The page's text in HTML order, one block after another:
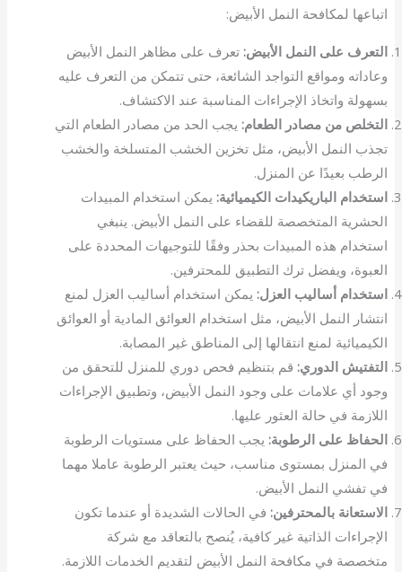
اتباعها لمكافحة النمل الأبيض:
التعرف على النمل الأبيض: تعرف على مظاهر النمل الأبيض
وعاداته ومواقع التواجد الشائعة، حتى تتمكن من التعرف عليه
بسهولة واتخاذ الإجراءات المناسبة عند الاكتشاف.
التخلص من مصادر الطعام: يجب الحد من مصادر الطعام التي
تجذب النمل الأبيض، مثل تخزين الخشب المتسلخة والخشب
الرطب بعيدًا عن المنزل.
استخدام الباريكيدات الكيميائية: يمكن استخدام المبيدات
الحشرية المتخصصة للقضاء على النمل الأبيض. ينبغي
استخدام هذه المبيدات بحذر وفقًا للتوجيهات المحددة على
العبوة، ويفضل ترك التطبيق للمحترفين.
استخدام أساليب العزل: يمكن استخدام أساليب العزل لمنع
انتشار النمل الأبيض، مثل استخدام العوائق المادية أو العوائق
الكيميائية لمنع انتقالها إلى المناطق غير المصابة.
التفتيش الدوري: قم بتنظيم فحص دوري للمنزل للتحقق من
وجود أي علامات على وجود النمل الأبيض، وتطبيق الإجراءات
اللازمة في حالة العثور عليها.
الحفاظ على الرطوبة: يجب الحفاظ على مستويات الرطوبة
في المنزل بمستوى مناسب، حيث يعتبر الرطوبة عاملا مهما
في تفشي النمل الأبيض.
الاستعانة بالمحترفين: في الحالات الشديدة أو عندما تكون
الإجراءات الذاتية غير كافية، يُنصح بالتعاقد مع شركة
متخصصة في مكافحة النمل الأبيض لتقديم الخدمات اللازمة.